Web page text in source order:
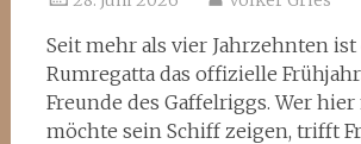
Seit mehr als vier Jahrzehnten ist
Rumregatta das offizielle
Freunde des Gaffelriggs. Wer
möchte sein Schiff zeigen, trifft